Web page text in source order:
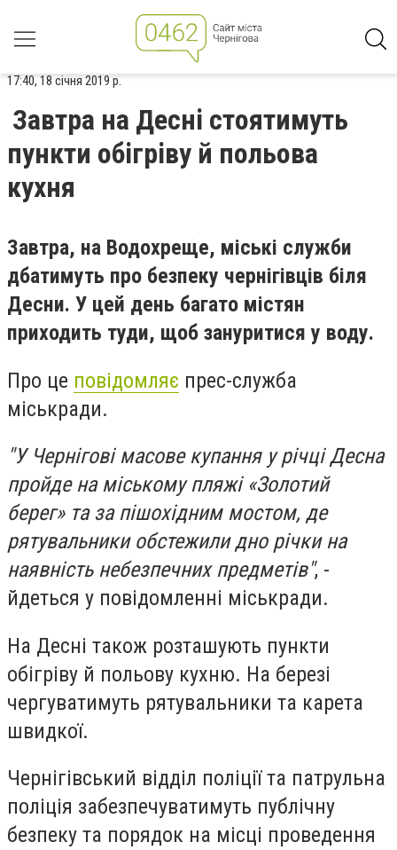
17:40, 18 січня 2019 р.
Завтра на Десні стоятимуть
пункти обігріву й польова
кухня
Завтра, на Водохреще, міські служби
дбатимуть про безпеку чернігівців біля
Десни. У цей день багато містян
приходить туди, щоб зануритися у воду.
Про це повідомляє прес-служба
міськради.
"У Чернігові масове купання у річці Десна
пройде на міському пляжі «Золотий
берег» та за пішохідним мостом, де
рятувальники обстежили дно річки на
наявність небезпечних предметів", -
йдеться у повідомленні міськради.
На Десні також розташують пункти
обігріву й польову кухню. На березі
чергуватимуть рятувальники та карета
швидкої.
Чернігівський відділ поліції та патрульна
поліція забезпечуватимуть публічну
безпеку та порядок на місці проведення